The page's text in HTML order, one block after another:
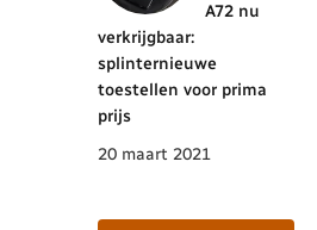
A72 nu
verkrijgbaar:
splinternieuwe
toestellen voor prima
prijs
20 maart 2021